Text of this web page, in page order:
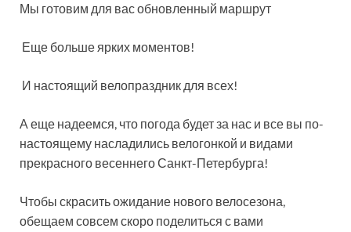
Мы готовим для вас обновленный маршрут
Еще больше ярких моментов!
И настоящий велопраздник для всех!
А еще надеемся, что погода будет за нас и все вы по-
настоящему насладились велогонкой и видами
прекрасного весеннего Санкт-Петербурга!
Чтобы скрасить ожидание нового велосезона,
обещаем совсем скоро поделиться с вами